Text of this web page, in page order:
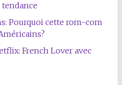
Pourquoi cette rom-com
French Lover avec